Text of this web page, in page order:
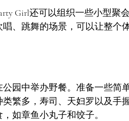
Girl还可以组织一些小型聚
、跳舞的场景，可以让整个
园中举办野餐。准备一些简
繁多，寿司、天妇罗以及手
如章鱼小丸子和饺子。